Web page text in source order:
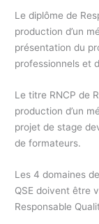
Le diplôme de
production d’un
présentation du
professionnels et
Le titre RNCP de
production d’un
projet de stage
de formateurs.
Les 4 domaines
QSE doivent être
Responsable